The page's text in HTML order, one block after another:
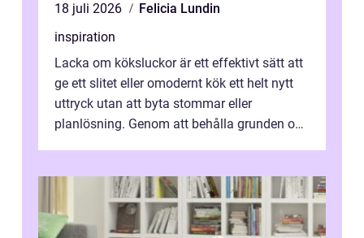
18 juli 2026
Felicia Lundin
inspiration
Lacka om köksluckor är ett effektivt sätt att
ge ett slitet eller omodernt kök ett helt nytt
uttryck utan att byta stommar eller
planlösning. Genom att behålla grunden och